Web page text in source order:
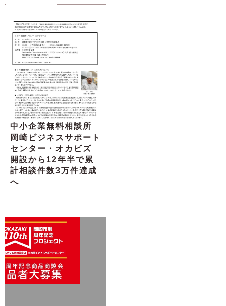
中小企業無料相談所
岡崎ビジネスサポート
センター・オカビズ
開設から12年半で累
計相談件数3万件達成
へ